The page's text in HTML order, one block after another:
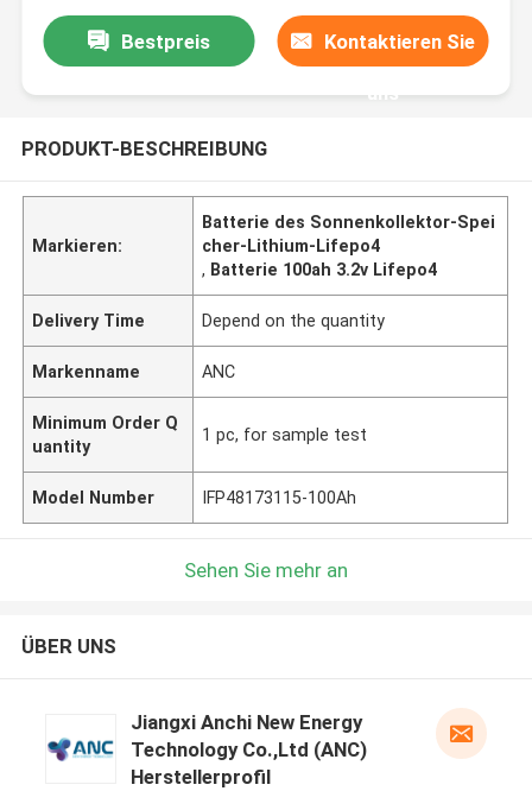
Bestpreis Kontaktieren Sie
uns
PRODUKT-BESCHREIBUNG
Markieren:
Batterie des Sonnenkollektor-Spei
cher-Lithium-Lifepo4
, Batterie 100ah 3.2v Lifepo4
Delivery Time Depend on the quantity
Markenname ANC
Minimum Order Q
uantity
1 pc, for sample test
Model Number IFP48173115-100Ah
Sehen Sie mehr an
ÜBER UNS
Jiangxi Anchi New Energy
Technology Co.,Ltd (ANC)
Herstellerprofil